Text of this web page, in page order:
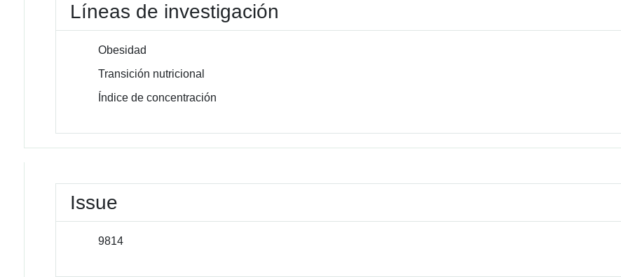
Líneas de investigación
Obesidad
Transición nutricional
Índice de concentración
Issue
9814